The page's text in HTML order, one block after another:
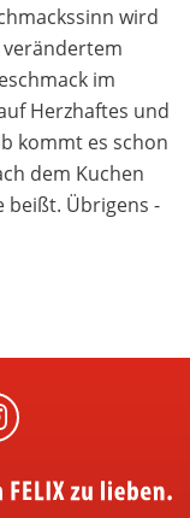
wird
verändertem
im
Herzhaftes und
kommt es schon
dem Kuchen
beißt. Übrigens -